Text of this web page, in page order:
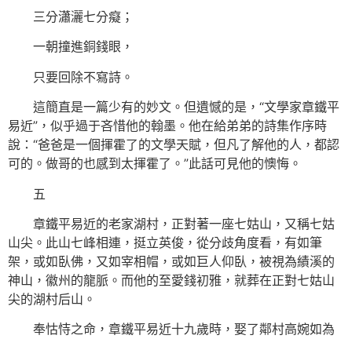
三分瀟灑七分癡；
一朝撞進銅錢眼，
只要回除不寫詩。
這簡直是一篇少有的妙文。但遺憾的是，“文學家章鐵平
易近”，似乎過于吝惜他的翰墨。他在給弟弟的詩集作序時
說：“爸爸是一個揮霍了的文學天賦，但凡了解他的人，都認
可的。做哥的也感到太揮霍了。”此話可見他的懊悔。
五
章鐵平易近的老家湖村，正對著一座七姑山，又稱七姑
山尖。此山七峰相連，挺立英俊，從分歧角度看，有如筆
架，或如臥佛，又如宰相帽，或如巨人仰臥，被視為績溪的
神山，徽州的龍脈。而他的至愛錢初雅，就葬在正對七姑山
尖的湖村后山。
奉怙恃之命，章鐵平易近十九歲時，娶了鄰村高婉如為